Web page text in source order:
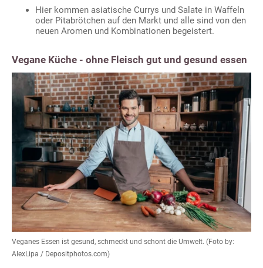
Hier kommen asiatische Currys und Salate in Waffeln
oder Pitabrötchen auf den Markt und alle sind von den
neuen Aromen und Kombinationen begeistert.
Vegane Küche - ohne Fleisch gut und gesund essen
Veganes Essen ist gesund, schmeckt und schont die Umwelt. (Foto by:
AlexLipa / Depositphotos.com)